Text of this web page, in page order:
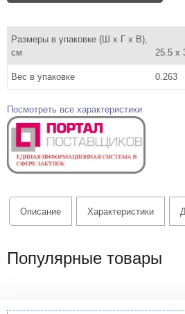
Размеры в упаковке (Ш x Г x В),
см
25.5 x
Вес в упаковке 0.263
Посмотреть все характеристики
Описание Характеристики
Популярные товары